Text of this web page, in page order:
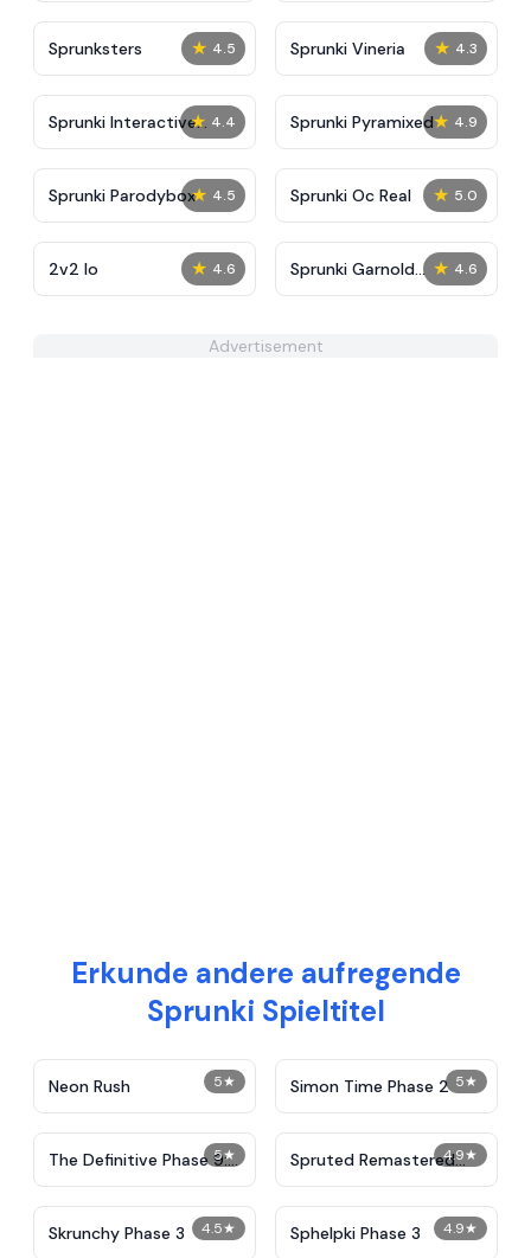
★ 4.5
Sprunksters ★ 4.3
Sprunki Vineria
★ 4.4
Sprunki Interactive
Tunner
★ 4.9
Sprunki Pyramixed
★ 4.5
Sprunki Parodybox ★ 5.0
Sprunki Oc Real
★ 4.6
2v2 Io ★ 4.6
Sprunki Garnold
Treatment
Advertisement
Erkunde andere aufregende
Sprunki Spieltitel
5★
Neon Rush 5★
Simon Time Phase 2
5★
The Definitive Phase 9:
Demolition
4.9★
Spruted Remastered
Alternative Phase 2
4.5★
Skrunchy Phase 3 4.9★
Sphelpki Phase 3